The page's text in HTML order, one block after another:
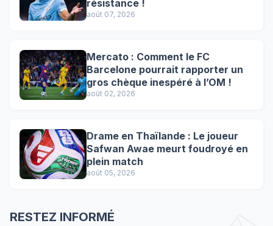
résistance !
août 07, 2026
Mercato : Comment le FC
Barcelone pourrait rapporter un
gros chèque inespéré à l’OM !
août 02, 2026
Drame en Thaïlande : Le joueur
Safwan Awae meurt foudroyé en
plein match
août 05, 2026
RESTEZ INFORMÉ